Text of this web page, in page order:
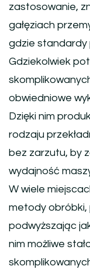
zastosowanie,
gałęziach
gdzie standardy
Gdziekolwiek
obwiedniowe
Dzięki nim
rodzaju
bez zarzutu, by
wydajność
W wiele
metody obróbki,
podwyższając
nim możliwe